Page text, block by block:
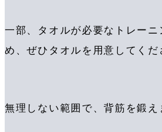
一部、タオルが必要なトレーニ
め、ぜひタオルを用意してくだ
無理しない範囲で、背筋を鍛え